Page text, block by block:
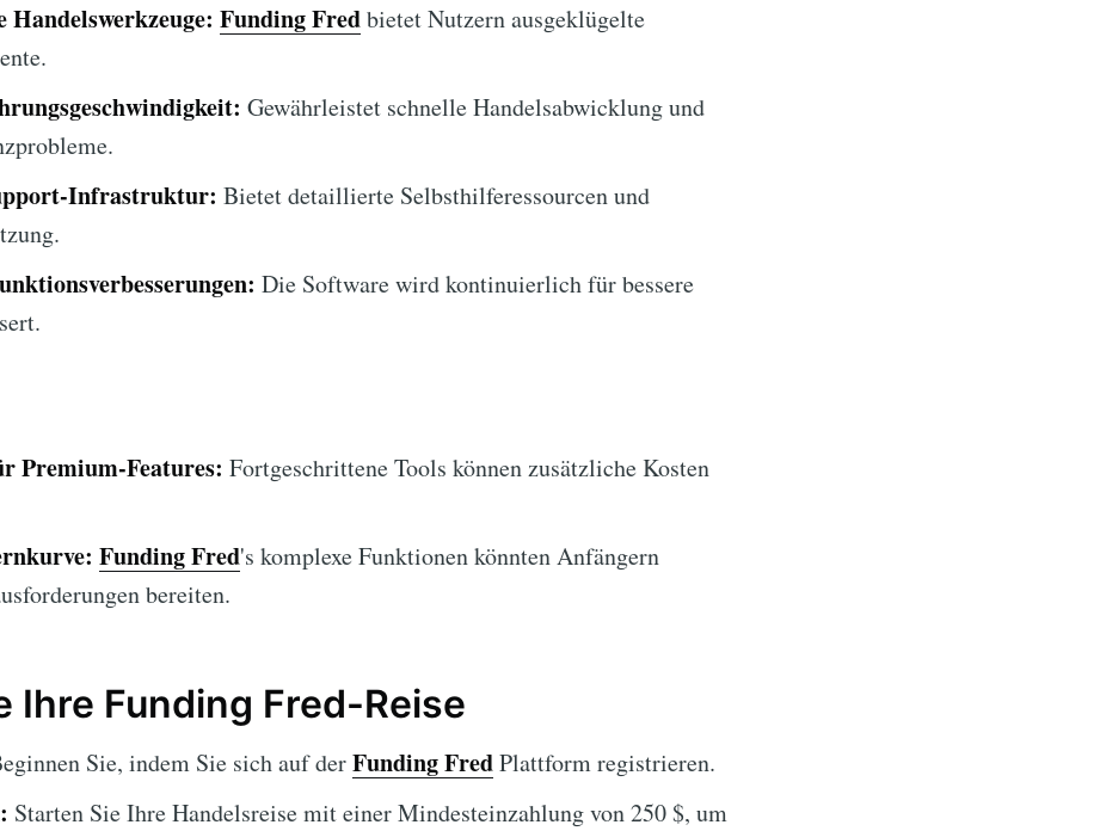
Funding Fredbietet Nutzern ausgeklügelte
Gewährleistet schnelle Handelsabwicklung und
Infrastruktur: Bietet detaillierte Selbsthilferessourcen und
Die Software wird kontinuierlich für bessere
Premium-Features: Fortgeschrittene Tools können zusätzliche Kosten
Funding Fred's komplexe Funktionen könnten Anfängern
bereiten.
Ihre Funding Fred-Reise
Sie, indem Sie sich auf derFunding FredPlattform registrieren.
Starten Sie Ihre Handelsreise mit einer Mindesteinzahlung von 250 $, um